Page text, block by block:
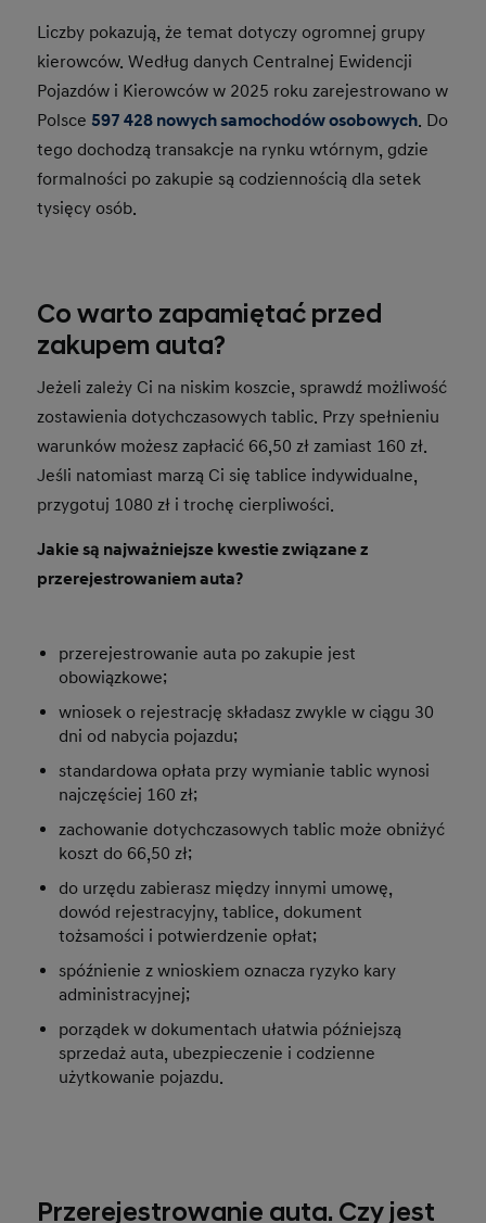
Liczby pokazują, że temat dotyczy ogromnej grupy
kierowców. Według danych Centralnej Ewidencji
Pojazdów i Kierowców w 2025 roku zarejestrowano w
Polsce 597 428 nowych samochodów osobowych. Do
tego dochodzą transakcje na rynku wtórnym, gdzie
formalności po zakupie są codziennością dla setek
tysięcy osób.
Co warto zapamiętać przed
zakupem auta?
Jeżeli zależy Ci na niskim koszcie, sprawdź możliwość
zostawienia dotychczasowych tablic. Przy spełnieniu
warunków możesz zapłacić 66,50 zł zamiast 160 zł.
Jeśli natomiast marzą Ci się tablice indywidualne,
przygotuj 1080 zł i trochę cierpliwości.
Jakie są najważniejsze kwestie związane z
przerejestrowaniem auta?
przerejestrowanie auta po zakupie jest
obowiązkowe;
wniosek o rejestrację składasz zwykle w ciągu 30
dni od nabycia pojazdu;
standardowa opłata przy wymianie tablic wynosi
najczęściej 160 zł;
zachowanie dotychczasowych tablic może obniżyć
koszt do 66,50 zł;
do urzędu zabierasz między innymi umowę,
dowód rejestracyjny, tablice, dokument
tożsamości i potwierdzenie opłat;
spóźnienie z wnioskiem oznacza ryzyko kary
administracyjnej;
porządek w dokumentach ułatwia późniejszą
sprzedaż auta, ubezpieczenie i codzienne
użytkowanie pojazdu.
Przerejestrowanie auta. Czy jest